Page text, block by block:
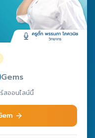
Gems
สออนไลน์นี้